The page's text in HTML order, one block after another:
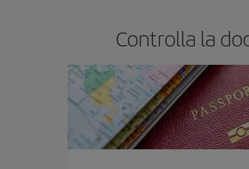
Controlla la